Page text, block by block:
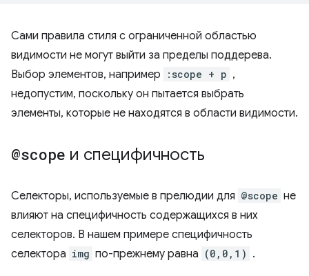
Сами правила стиля с ограниченной областью
видимости не могут выйти за пределы поддерева.
Выбор элементов, например
:scope + p ,
недопустим, поскольку он пытается выбрать
элементы, которые не находятся в области видимости.
@scope и специфичность
Селекторы, используемые в прелюдии для @scope не
влияют на специфичность содержащихся в них
селекторов. В нашем примере специфичность
селектора img по-прежнему равна (0,0,1) .